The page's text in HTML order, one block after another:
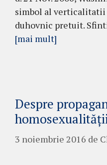
simbol al verticalitatii
duhovnic pretuit.
[mai mult]
Despre
3 noiembrie 2016 de